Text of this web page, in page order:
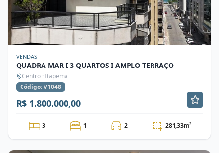
VENDAS
QUADRA MAR I 3 QUARTOS I AMPLO TERRAÇO
Centro · Itapema
Código: V1048
R$ 1.800.000,00
3 1 2 281,33m²